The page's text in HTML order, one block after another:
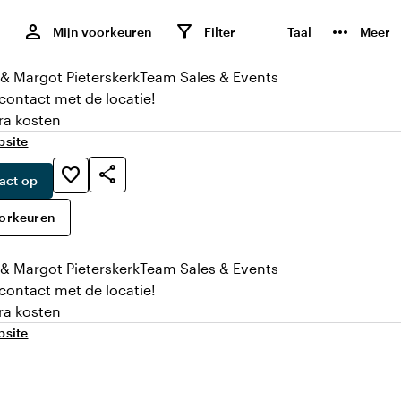
Mijn voorkeuren
person Filter
filter_alt Taal Meer
more_horiz
Margot PieterskerkTeam Sales & Events
met de locatie!
kosten
op favorite_border
share
Margot PieterskerkTeam Sales & Events
met de locatie!
kosten